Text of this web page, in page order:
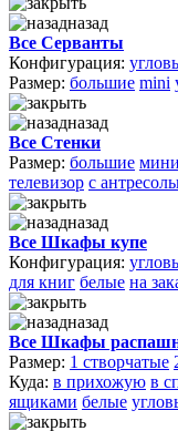
назад
Все Серванты
Конфигурация:
Размер: большие mini
назад
Все Стенки
Размер: большие мини
телевизор с
назад
Все Шкафы купе
Конфигурация:
для книг белые на
назад
Все Шкафы
Размер: 1 створчатые
Куда: в прихожую в
ящиками белые